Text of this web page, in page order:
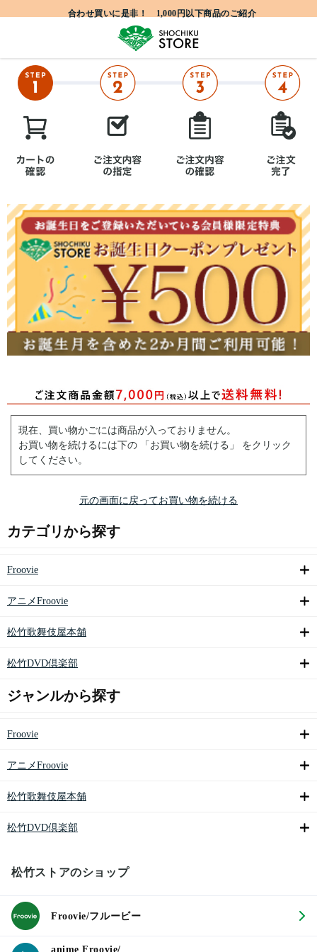
合わせ買いに是非！ 1,000円以下商品のご紹介
現在、買い物かごには商品が入っておりません。
お買い物を続けるには下の 「お買い物を続ける」 をクリック
してください。
元の画面に戻ってお買い物を続ける
カテゴリから探す
Froovie
アニメFroovie
松竹歌舞伎屋本舗
松竹DVD倶楽部
ジャンルから探す
Froovie
アニメFroovie
松竹歌舞伎屋本舗
松竹DVD倶楽部
松竹ストアのショップ
Froovie/フルービー
anime Froovie/